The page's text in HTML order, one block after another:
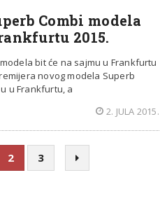
Combi modela
2015.
bit će na sajmu u Frankfurtu
novog modela Superb
u Frankfurtu, a
2. JULA 2015.
2 3